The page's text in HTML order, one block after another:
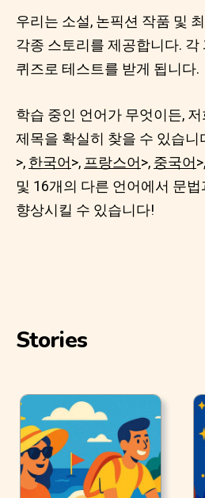
우리는 소설, 논픽션 작품 및
각종 스토리를 제공합니다.
퀴즈로 테스트를 받게 됩니다.
학습 중인 언어가 무엇이든,
제목을 확실히 찾을 수 있습니
>, 한국어>, 프랑스어>, 중국어>,
및 16개의 다른 언어에서 문
향상시킬 수 있습니다!
Stories